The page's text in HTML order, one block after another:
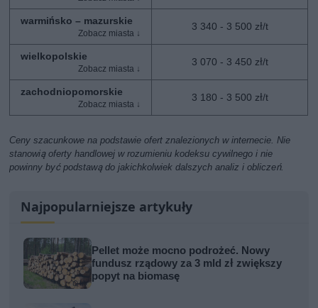
warmińsko – mazurskie 3 340 - 3 500 zł/t
wielkopolskie 3 070 - 3 450 zł/t
zachodniopomorskie 3 180 - 3 500 zł/t
Ceny szacunkowe na podstawie ofert znalezionych w internecie. Nie
stanowią oferty handlowej w rozumieniu kodeksu cywilnego i nie
powinny być podstawą do jakichkolwiek dalszych analiz i obliczeń.
Najpopularniejsze artykuły
Pellet może mocno podrożeć. Nowy
fundusz rządowy za 3 mld zł zwiększy
popyt na biomasę